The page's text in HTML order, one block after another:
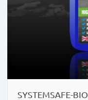
SYSTEMSAFE-BIO